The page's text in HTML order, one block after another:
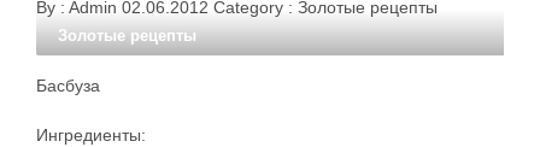
By : Admin 02.06.2012 Category : Золотые рецепты
Золотые рецепты
Басбуза
Ингредиенты: